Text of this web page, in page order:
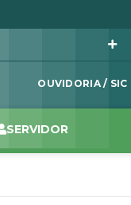
OUVIDORIA / SIC
SERVIDOR